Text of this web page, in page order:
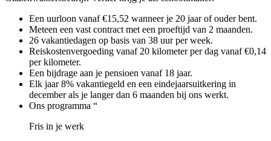
Een uurloon vanaf €15,52 wanneer je 20 jaar of ouder bent.
Meteen een vast contract met een proeftijd van 2 maanden.
26 vakantiedagen op basis van 38 uur per week.
Reiskostenvergoeding vanaf 20 kilometer per dag vanaf €0,14
per kilometer.
Een bijdrage aan je pensioen vanaf 18 jaar.
Elk jaar 8% vakantiegeld en een eindejaarsuitkering in
december als je langer dan 6 maanden bij ons werkt.
Ons programma “
Fris in je werk